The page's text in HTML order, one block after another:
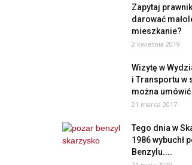
Zapytaj
darować
mieszkanie?
2 kwietnia 2019
Wizytę w
i Transportu w
można
21 marca 2017
Tego dnia w
1986 wybuchł
Benzylu....